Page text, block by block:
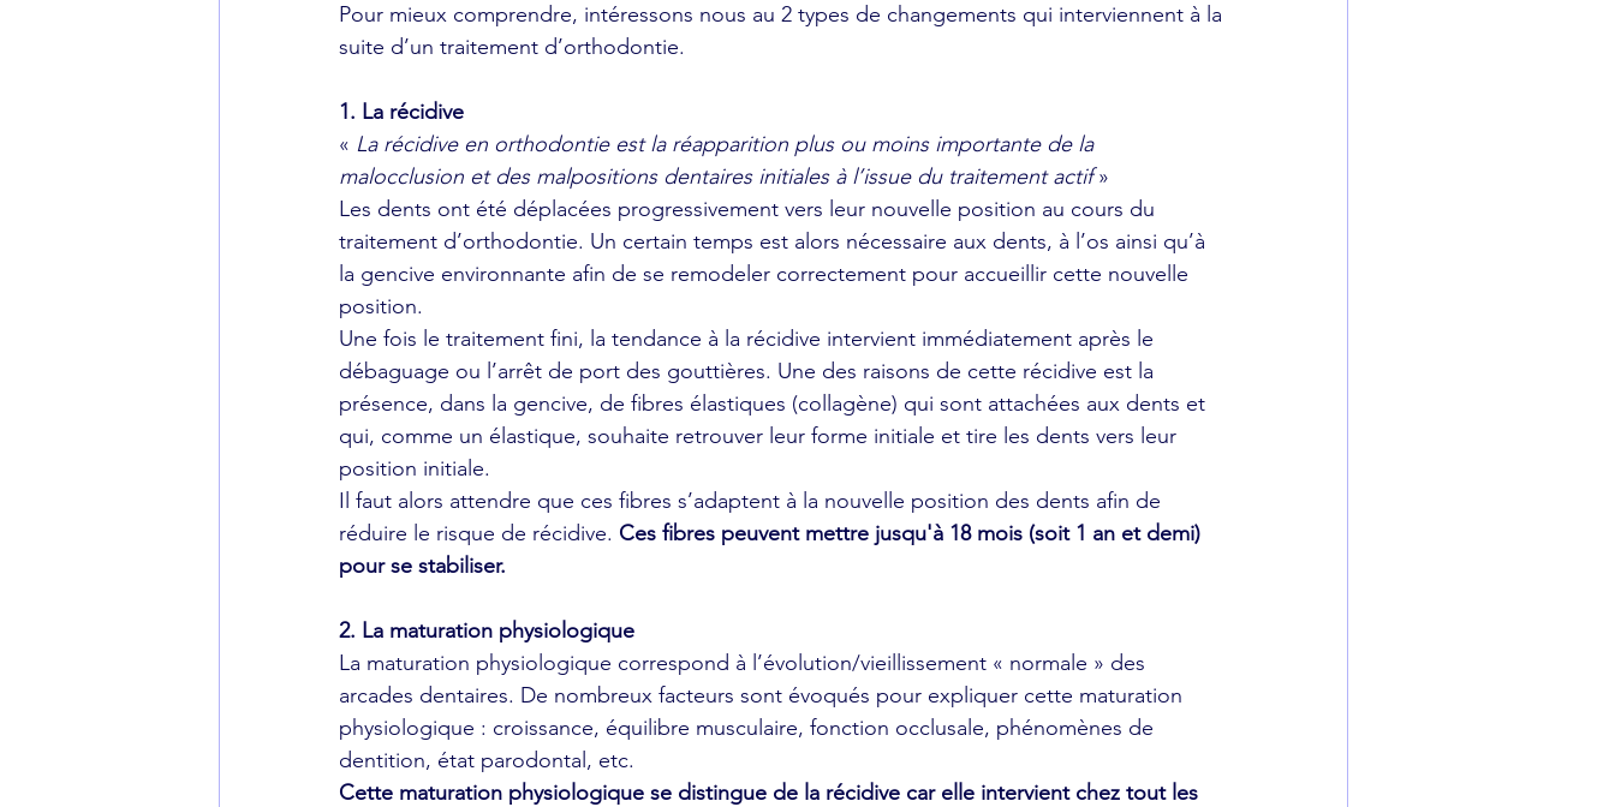
Pour mieux comprendre, intéressons nous au 2 types de changements qui interviennent à la
suite d’un traitement d’orthodontie.
1. La récidive
« La récidive en orthodontie est la réapparition plus ou moins importante de la
malocclusion et des malpositions dentaires initiales à l’issue du traitement actif »
Les dents ont été déplacées progressivement vers leur nouvelle position au cours du
traitement d’orthodontie. Un certain temps est alors nécessaire aux dents, à l’os ainsi qu’à
la gencive environnante afin de se remodeler correctement pour accueillir cette nouvelle
position.
Une fois le traitement fini, la tendance à la récidive intervient immédiatement après le
débaguage ou l’arrêt de port des gouttières. Une des raisons de cette récidive est la
présence, dans la gencive, de fibres élastiques (collagène) qui sont attachées aux dents et
qui, comme un élastique, souhaite retrouver leur forme initiale et tire les dents vers leur
position initiale.
Il faut alors attendre que ces fibres s’adaptent à la nouvelle position des dents afin de
réduire le risque de récidive. Ces fibres peuvent mettre jusqu'à 18 mois (soit 1 an et demi)
pour se stabiliser.
2. La maturation physiologique
La maturation physiologique correspond à l’évolution/vieillissement « normale » des
arcades dentaires. De nombreux facteurs sont évoqués pour expliquer cette maturation
physiologique : croissance, équilibre musculaire, fonction occlusale, phénomènes de
dentition, état parodontal, etc.
Cette maturation physiologique se distingue de la récidive car elle intervient chez tout les